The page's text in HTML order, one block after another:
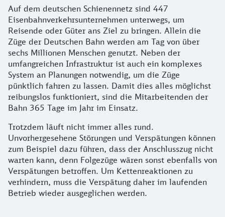
Auf dem deutschen Schienennetz sind 447
Eisenbahnverkehrsunternehmen unterwegs, um
Reisende oder Güter ans Ziel zu bringen. Allein die
Züge der Deutschen Bahn werden am Tag von über
sechs Millionen Menschen genutzt. Neben der
umfangreichen Infrastruktur ist auch ein komplexes
System an Planungen notwendig, um die Züge
pünktlich fahren zu lassen. Damit dies alles möglichst
reibungslos funktioniert, sind die Mitarbeitenden der
Bahn 365 Tage im Jahr im Einsatz.
Trotzdem läuft nicht immer alles rund.
Unvorhergesehene Störungen und Verspätungen können
zum Beispiel dazu führen, dass der Anschlusszug nicht
warten kann, denn Folgezüge wären sonst ebenfalls von
Verspätungen betroffen. Um Kettenreaktionen zu
verhindern, muss die Verspätung daher im laufenden
Betrieb wieder ausgeglichen werden.